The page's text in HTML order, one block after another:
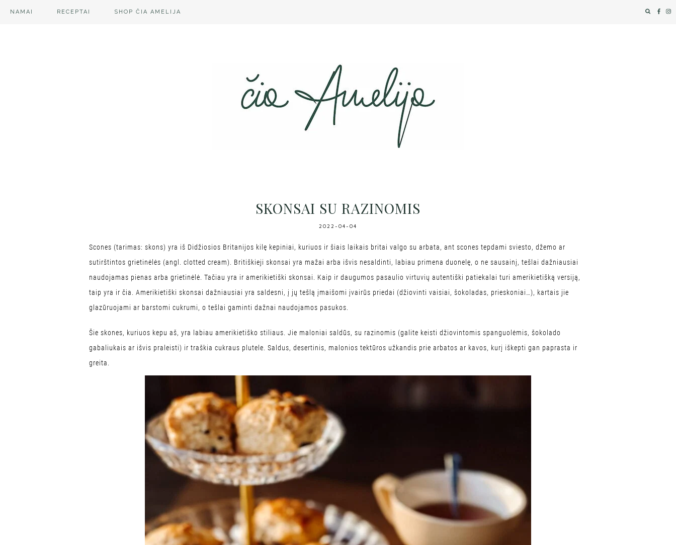
NAMAI RECEPTAI SHOP ČIA AMELIJA
SKONSAI SU RAZINOMIS
2022-04-04
Scones (tarimas: skons) yra iš Didžiosios Britanijos kilę kepiniai, kuriuos ir šiais laikais britai valgo su arbata, ant scones tepdami sviesto, džemo ar
sutirštintos grietinėlės (angl. clotted cream). Britiškieji skonsai yra mažai arba išvis nesaldinti, labiau primena duonelę, o ne sausainį, tešlai dažniausiai
naudojamas pienas arba grietinėlė. Tačiau yra ir amerikietiški skonsai. Kaip ir daugumos pasaulio virtuvių autentiški patiekalai turi amerikietišką versiją,
taip yra ir čia. Amerikietiški skonsai dažniausiai yra saldesni, į jų tešlą įmaišomi įvairūs priedai (džiovinti vaisiai, šokoladas, prieskoniai…), kartais jie
glazūruojami ar barstomi cukrumi, o tešlai gaminti dažnai naudojamos pasukos.
Šie skones, kuriuos kepu aš, yra labiau amerikietiško stiliaus. Jie maloniai saldūs, su razinomis (galite keisti džiovintomis spanguolėmis, šokolado
gabaliukais ar išvis praleisti) ir traškia cukraus plutele. Saldus, desertinis, malonios tektūros užkandis prie arbatos ar kavos, kurį iškepti gan paprasta ir
greita.